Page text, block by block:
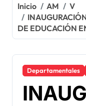
Inicio AM
V
DE EDUCACIÓN
Departamentales